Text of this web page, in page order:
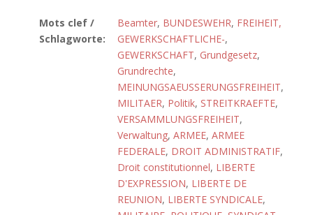
Mots clef /
Schlagworte:
Beamter, BUNDESWEHR, FREIHEIT,
GEWERKSCHAFTLICHE-,
GEWERKSCHAFT, Grundgesetz,
Grundrechte,
MEINUNGSAEUSSERUNGSFREIHEIT,
MILITAER, Politik, STREITKRAEFTE,
VERSAMMLUNGSFREIHEIT,
Verwaltung, ARMEE, ARMEE
FEDERALE, DROIT ADMINISTRATIF,
Droit constitutionnel, LIBERTE
D'EXPRESSION, LIBERTE DE
REUNION, LIBERTE SYNDICALE,